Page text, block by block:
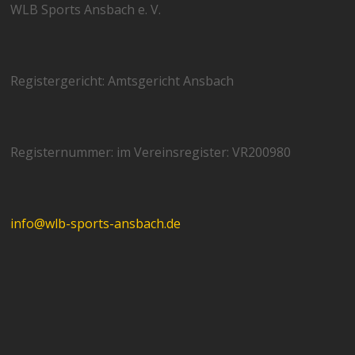
WLB Sports Ansbach e. V.
Registergericht: Amtsgericht Ansbach
Registernummer: im Vereinsregister: VR200980
info@wlb-sports-ansbach.de